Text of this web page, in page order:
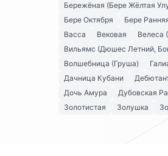
Бережёная (Бере Жёлтая
Бере Октября
Бере
Васса
Вековая Велеса
Вильямс (Дюшес Летний,
Волшебница (Груша)
Дачница Кубани
Дочь Амура
Дубовская
Золотистая
Золушка